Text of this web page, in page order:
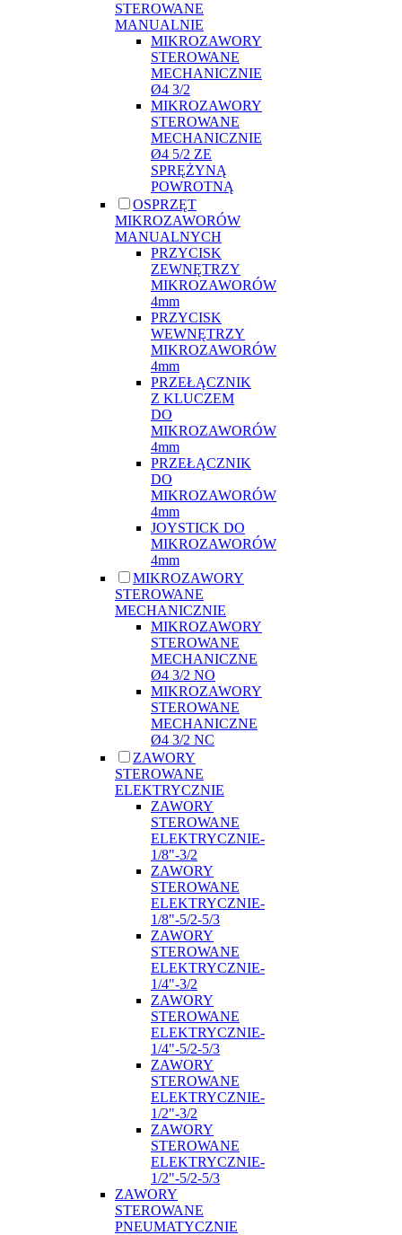
STEROWANE
MANUALNIE
MIKROZAWORY
STEROWANE
MECHANICZNIE
Ø4 3/2
MIKROZAWORY
STEROWANE
MECHANICZNIE
Ø4 5/2 ZE
SPRĘŻYNĄ
POWROTNĄ
OSPRZĘT
MIKROZAWORÓW
MANUALNYCH
PRZYCISK
ZEWNĘTRZY
MIKROZAWORÓW
4mm
PRZYCISK
WEWNĘTRZY
MIKROZAWORÓW
4mm
PRZEŁĄCZNIK
Z KLUCZEM
DO
MIKROZAWORÓW
4mm
PRZEŁĄCZNIK
DO
MIKROZAWORÓW
4mm
JOYSTICK DO
MIKROZAWORÓW
4mm
MIKROZAWORY
STEROWANE
MECHANICZNIE
MIKROZAWORY
STEROWANE
MECHANICZNE
Ø4 3/2 NO
MIKROZAWORY
STEROWANE
MECHANICZNE
Ø4 3/2 NC
ZAWORY
STEROWANE
ELEKTRYCZNIE
ZAWORY
STEROWANE
ELEKTRYCZNIE-
1/8"-3/2
ZAWORY
STEROWANE
ELEKTRYCZNIE-
1/8"-5/2-5/3
ZAWORY
STEROWANE
ELEKTRYCZNIE-
1/4"-3/2
ZAWORY
STEROWANE
ELEKTRYCZNIE-
1/4"-5/2-5/3
ZAWORY
STEROWANE
ELEKTRYCZNIE-
1/2"-3/2
ZAWORY
STEROWANE
ELEKTRYCZNIE-
1/2"-5/2-5/3
ZAWORY
STEROWANE
PNEUMATYCZNIE